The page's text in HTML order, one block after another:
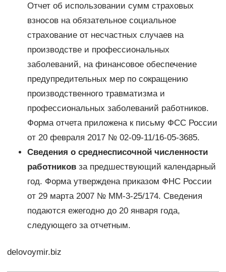
Отчет об использовании сумм страховых
взносов на обязательное социальное
страхование от несчастных случаев на
производстве и профессиональных
заболеваний, на финансовое обеспечение
предупредительных мер по сокращению
производственного травматизма и
профессиональных заболеваний работников.
Форма отчета приложена к письму ФСС России
от 20 февраля 2017 № 02-09-11/16-05-3685.
Сведения о среднесписочной численности
работниковза предшествующий календарный
год. Форма утверждена приказом ФНС России
от 29 марта 2007 № ММ-3-25/174. Сведения
подаются ежегодно до 20 января года,
следующего за отчетным.
delovoymir.biz